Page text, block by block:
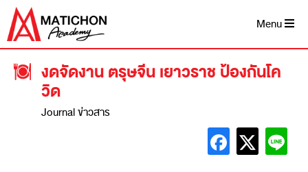
Menu
งดจัดงาน ตรุษจีน เยาวราช ป้องกันโค
วิด
Journal ข่าวสาร